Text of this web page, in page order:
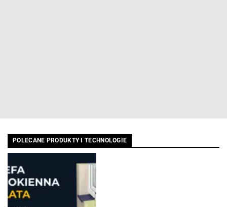
POLECANE PRODUKTY I TECHNOLOGIE